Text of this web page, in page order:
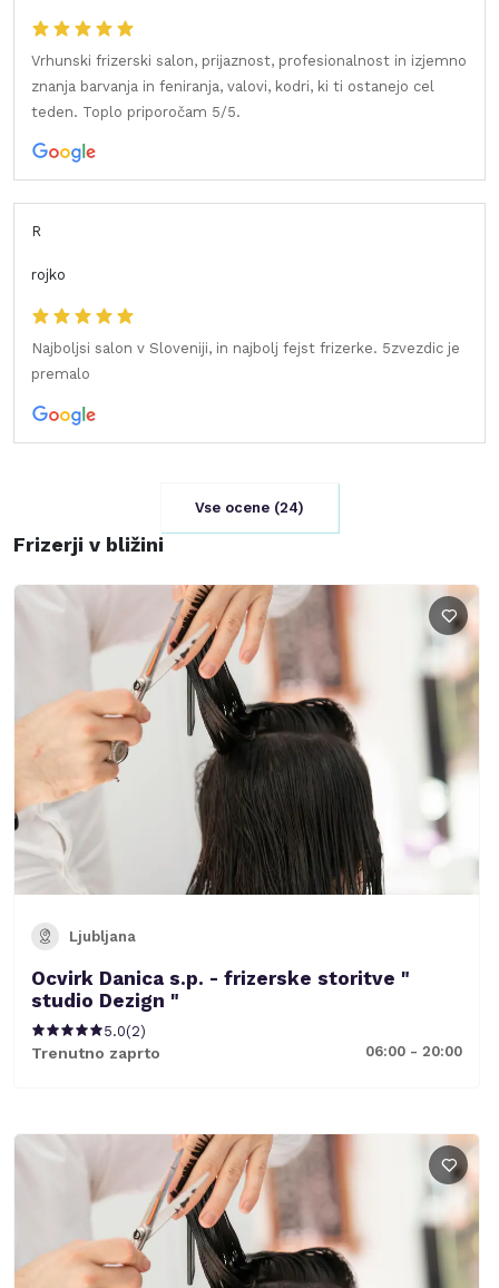
Vrhunski frizerski salon, prijaznost, profesionalnost in izjemno
znanja barvanja in feniranja, valovi, kodri, ki ti ostanejo cel
teden. Toplo priporočam 5/5.
R
rojko
Najboljsi salon v Sloveniji, in najbolj fejst frizerke. 5zvezdic je
premalo
Vse ocene (24)
Frizerji v bližini
Ljubljana
Ocvirk Danica s.p. - frizerske storitve "
studio Dezign "
5.0(2)
Trenutno zaprto 06:00 - 20:00